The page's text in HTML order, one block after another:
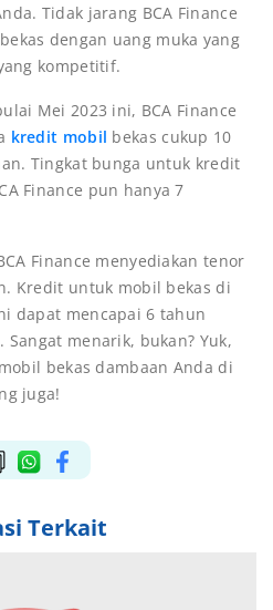
Tidak jarang BCA Finance
dengan uang muka yang
kompetitif.
Mei 2023 ini, BCA Finance
kredit mobil bekas cukup 10
Tingkat bunga untuk kredit
Finance pun hanya 7
Finance menyediakan tenor
Kredit untuk mobil bekas di
dapat mencapai 6 tahun
Sangat menarik, bukan? Yuk,
bekas dambaan Anda di
juga!
Terkait